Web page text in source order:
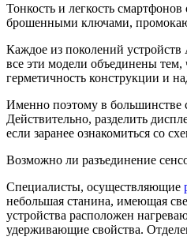
Тонкость и легкость
брошенными ключами,
Каждое из поколений
все эти модели объединены
герметичность конструкции и
Именно поэтому в большинстве
Действительно, разделить
если заранее ознакомиться со
Возможно ли разъединение
Специалисты, осуществляющие
небольшая станина, имеющая
устройства расположен
удерживающие свойства.